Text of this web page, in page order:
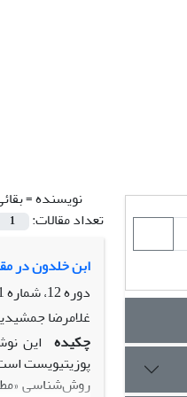
نویسنده =
تعداد مقالات:
1
ابن خلدون در
دوره 12، شماره 1، بهار 1390، صفحه
غلامرضا
چکیده این
پوزیتیویست
روش‌شناسى